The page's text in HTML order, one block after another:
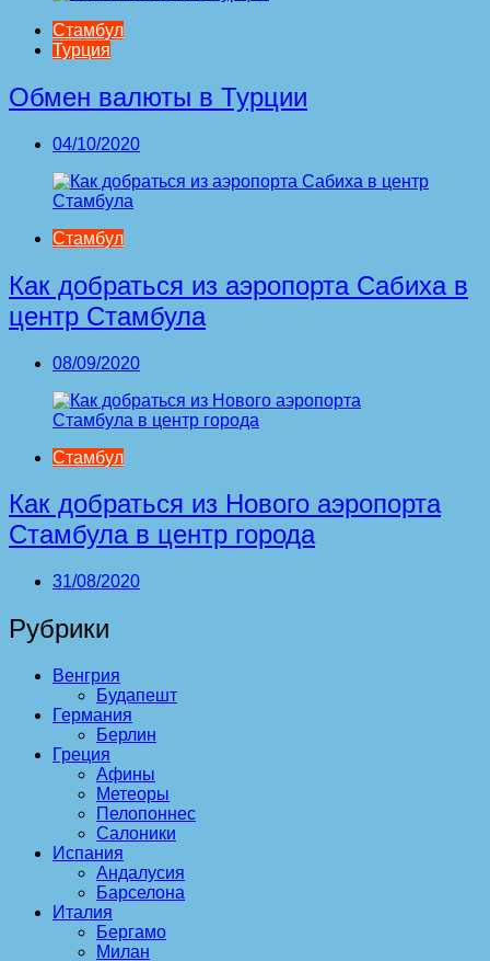
Стамбул
Турция
Обмен валюты в Турции
04/10/2020
Стамбул
Как добраться из аэропорта Сабиха в
центр Стамбула
08/09/2020
Стамбул
Как добраться из Нового аэропорта
Стамбула в центр города
31/08/2020
Рубрики
Венгрия
Будапешт
Германия
Берлин
Греция
Афины
Метеоры
Пелопоннес
Салоники
Испания
Андалусия
Барселона
Италия
Бергамо
Милан